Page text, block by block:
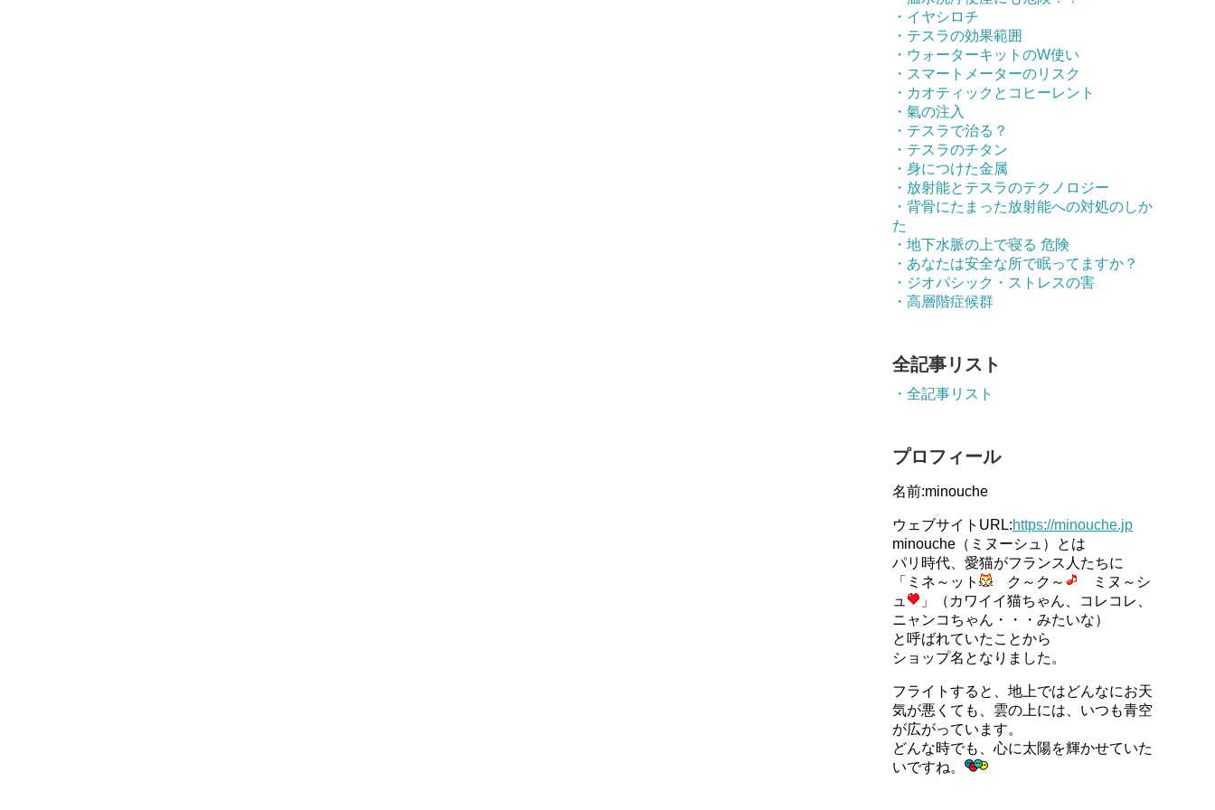
・イヤシロチ
・テスラの効果範囲
・ウォーターキットのW使い
・スマートメーターのリスク
・カオティックとコヒーレント
・氣の注入
・テスラで治る？
・テスラのチタン
・身につけた金属
・放射能とテスラのテクノロジー
・背骨にたまった放射能への対処のしか
た
・地下水脈の上で寝る 危険
・あなたは安全な所で眠ってますか？
・ジオパシック・ストレスの害
・高層階症候群
全記事リスト
・全記事リスト
プロフィール
名前:minouche
ウェブサイトURL:https://minouche.jp
minouche（ミヌーシュ）とは
パリ時代、愛猫がフランス人たちに
「ミネ～ット
ク～ク～
ミヌ～シ
ュ
」（カワイイ猫ちゃん、コレコレ、
ニャンコちゃん・・・みたいな）
と呼ばれていたことから
ショップ名となりました。
フライトすると、地上ではどんなにお天
気が悪くても、雲の上には、いつも青空
が広がっています。
どんな時でも、心に太陽を輝かせていた
いですね。